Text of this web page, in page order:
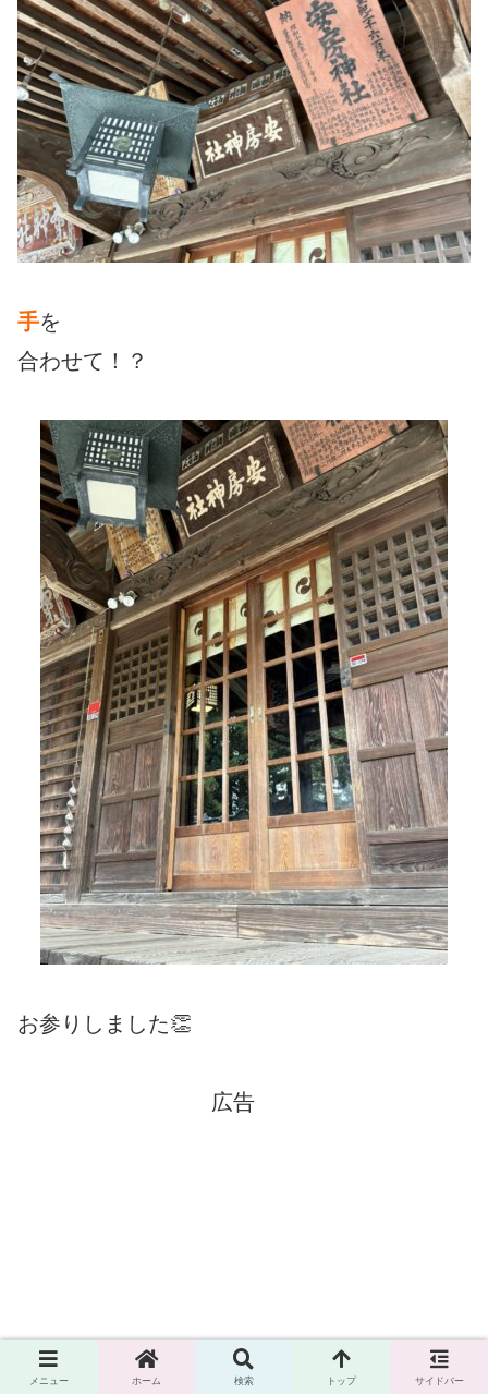
手を
合わせて！？
お参りしました👏
広告
メニュー ホーム 検索 トップ サイドバー